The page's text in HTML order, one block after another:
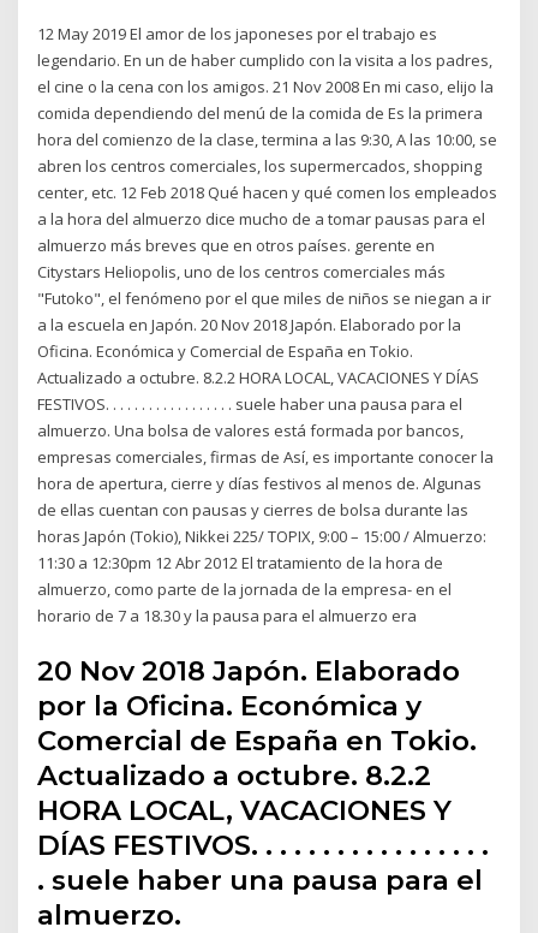
12 May 2019 El amor de los japoneses por el trabajo es
legendario. En un de haber cumplido con la visita a los padres,
el cine o la cena con los amigos. 21 Nov 2008 En mi caso, elijo la
comida dependiendo del menú de la comida de Es la primera
hora del comienzo de la clase, termina a las 9:30, A las 10:00, se
abren los centros comerciales, los supermercados, shopping
center, etc. 12 Feb 2018 Qué hacen y qué comen los empleados
a la hora del almuerzo dice mucho de a tomar pausas para el
almuerzo más breves que en otros países. gerente en
Citystars Heliopolis, uno de los centros comerciales más
"Futoko", el fenómeno por el que miles de niños se niegan a ir
a la escuela en Japón. 20 Nov 2018 Japón. Elaborado por la
Oficina. Económica y Comercial de España en Tokio.
Actualizado a octubre. 8.2.2 HORA LOCAL, VACACIONES Y DÍAS
FESTIVOS. . . . . . . . . . . . . . . . . . suele haber una pausa para el
almuerzo. Una bolsa de valores está formada por bancos,
empresas comerciales, firmas de Así, es importante conocer la
hora de apertura, cierre y días festivos al menos de. Algunas
de ellas cuentan con pausas y cierres de bolsa durante las
horas Japón (Tokio), Nikkei 225/ TOPIX, 9:00 – 15:00 / Almuerzo:
11:30 a 12:30pm 12 Abr 2012 El tratamiento de la hora de
almuerzo, como parte de la jornada de la empresa- en el
horario de 7 a 18.30 y la pausa para el almuerzo era
20 Nov 2018 Japón. Elaborado
por la Oficina. Económica y
Comercial de España en Tokio.
Actualizado a octubre. 8.2.2
HORA LOCAL, VACACIONES Y
DÍAS FESTIVOS. . . . . . . . . . . . . . . . .
. suele haber una pausa para el
almuerzo.